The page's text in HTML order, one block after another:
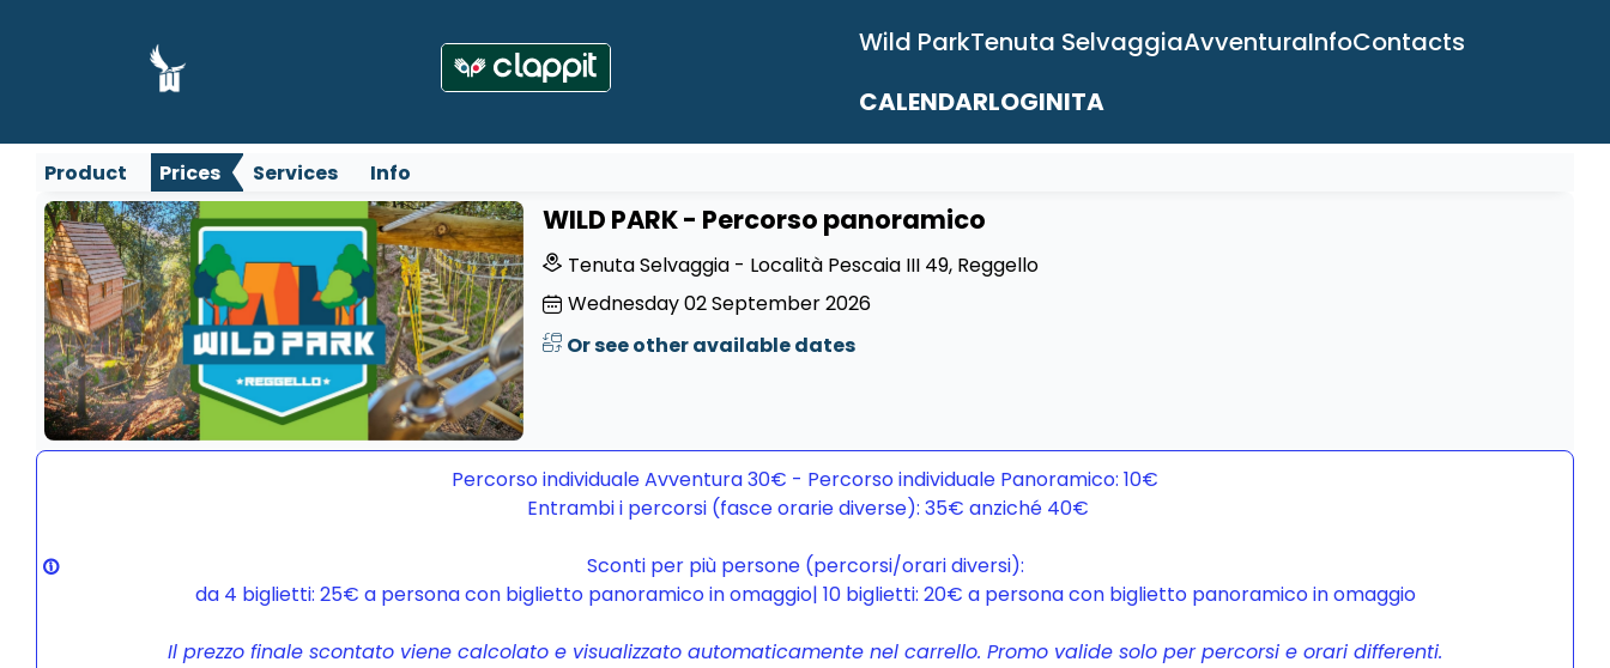
Wild ParkTenuta SelvaggiaAvventuraInfoContacts
CALENDARLOGINITA
Product Prices Services Info
WILD PARK - Percorso panoramico
Tenuta Selvaggia - Località Pescaia III 49, Reggello
Wednesday02September 2026
Or see other available dates
Percorso individuale Avventura 30€ - Percorso individuale Panoramico: 10€
Entrambi i percorsi (fasce orarie diverse): 35€ anziché 40€
Sconti per più persone (percorsi/orari diversi):
da 4 biglietti: 25€ a persona con biglietto panoramico in omaggio| 10 biglietti: 20€ a persona con biglietto panoramico in omaggio
Il prezzo finale scontato viene calcolato e visualizzato automaticamente nel carrello. Promo valide solo per percorsi e orari differenti.